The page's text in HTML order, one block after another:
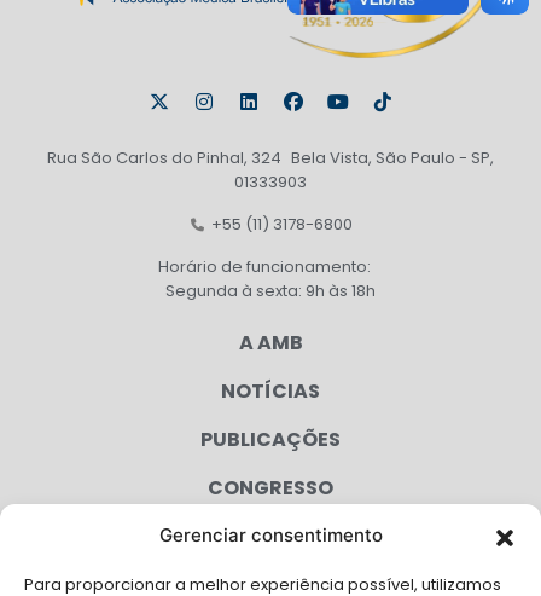
Gerenciar consentimento
Para proporcionar a melhor experiência possível, utilizamos
Rua São Carlos do Pinhal, 324 Bela Vista, São Paulo - SP,
01333903
+55 (11) 3178-6800
Horário de funcionamento:
Segunda à sexta: 9h às 18h
A AMB
NOTÍCIAS
PUBLICAÇÕES
CONGRESSO
AGENDA